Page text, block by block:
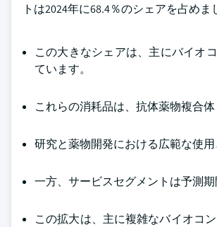
トは2024年に68.4％のシェアを占めま
この大きなシェアは、主にバイオ
ています。
これらの消耗品は、抗体薬物複合
研究と薬物開発における広範な使
一方、サービスセグメントは予測期
この拡大は、主に複雑なバイオコ